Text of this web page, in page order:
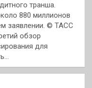
транша.
880 миллионов
заявлении. © ТАСС
обзор
для